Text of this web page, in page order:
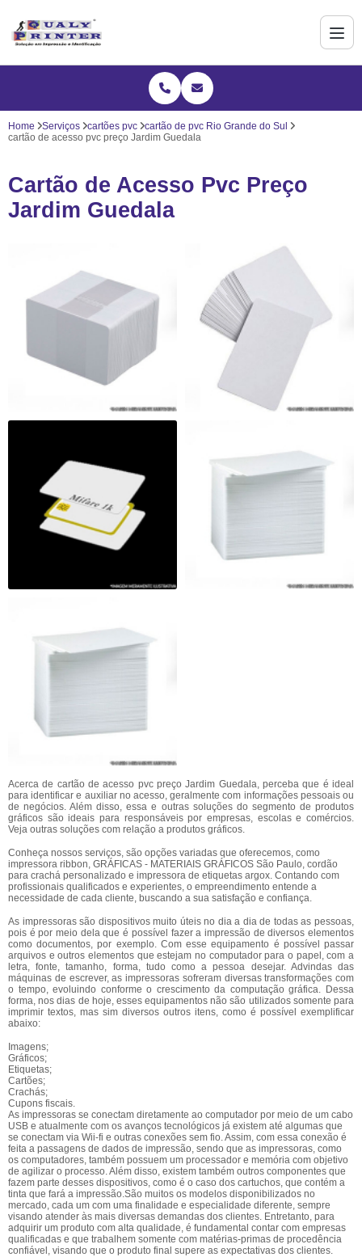
Home Serviços cartões pvc
cartão de pvc Rio Grande do Sul
cartão de acesso pvc preço Jardim Guedala
Cartão de Acesso Pvc Preço
Jardim Guedala
Acerca de cartão de acesso pvc preço Jardim Guedala, perceba que é ideal
para identificar e auxiliar no acesso, geralmente com informações pessoais ou
de negócios. Além disso, essa e outras soluções do segmento de produtos
gráficos são ideais para responsáveis por empresas, escolas e comércios.
Veja outras soluções com relação a produtos gráficos.
Conheça nossos serviços, são opções variadas que oferecemos, como
impressora ribbon, GRÁFICAS - MATERIAIS GRÁFICOS São Paulo, cordão
para crachá personalizado e impressora de etiquetas argox. Contando com
profissionais qualificados e experientes, o empreendimento entende a
necessidade de cada cliente, buscando a sua satisfação e confiança.
As impressoras são dispositivos muito úteis no dia a dia de todas as pessoas,
pois é por meio dela que é possível fazer a impressão de diversos elementos
como documentos, por exemplo. Com esse equipamento é possível passar
arquivos e outros elementos que estejam no computador para o papel, com a
letra, fonte, tamanho, forma, tudo como a pessoa desejar. Advindas das
máquinas de escrever, as impressoras sofreram diversas transformações com
o tempo, evoluindo conforme o crescimento da computação gráfica. Dessa
forma, nos dias de hoje, esses equipamentos não são utilizados somente para
imprimir textos, mas sim diversos outros itens, como é possível exemplificar
abaixo:
Imagens;
Gráficos;
Etiquetas;
Cartões;
Crachás;
Cupons fiscais.
As impressoras se conectam diretamente ao computador por meio de um cabo
USB e atualmente com os avanços tecnológicos já existem até algumas que
se conectam via Wii-fi e outras conexões sem fio. Assim, com essa conexão é
feita a passagens de dados de impressão, sendo que as impressoras, como
os computadores, também possuem um processador e memória com objetivo
de agilizar o processo. Além disso, existem também outros componentes que
fazem parte desses dispositivos, como é o caso dos cartuchos, que contém a
tinta que fará a impressão.São muitos os modelos disponibilizados no
mercado, cada um com uma finalidade e especialidade diferente, sempre
visando atender às mais diversas demandas dos clientes. Entretanto, para
adquirir um produto com alta qualidade, é fundamental contar com empresas
qualificadas e que trabalhem somente com matérias-primas de procedência
confiável, visando que o produto final supere as expectativas dos clientes.